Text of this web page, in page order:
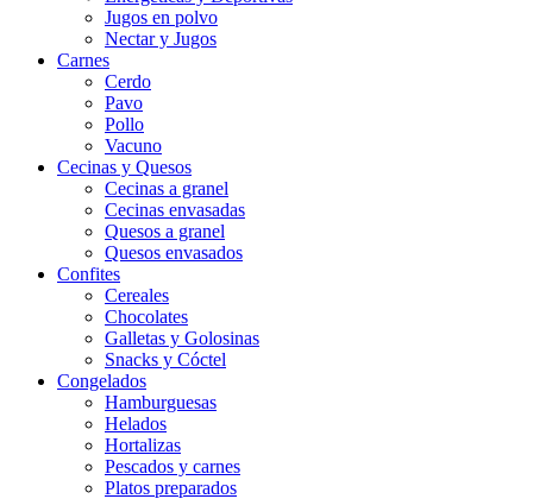
Jugos en polvo
Nectar y Jugos
Carnes
Cerdo
Pavo
Pollo
Vacuno
Cecinas y Quesos
Cecinas a granel
Cecinas envasadas
Quesos a granel
Quesos envasados
Confites
Cereales
Chocolates
Galletas y Golosinas
Snacks y Cóctel
Congelados
Hamburguesas
Helados
Hortalizas
Pescados y carnes
Platos preparados